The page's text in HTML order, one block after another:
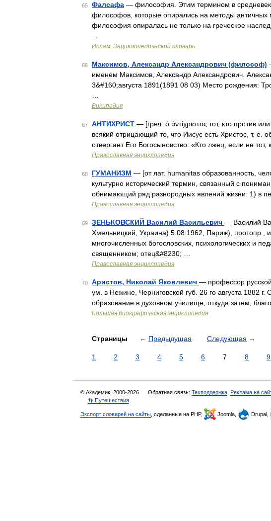
65 Фалсафа — философия. Этим термином в
философов, которые опирались на методы античных
философия опиралась не только на греческое
Ислам. Энциклопедический словарь.
66 Максимов, Александр Александрович (философ)
именем Максимов, Александр Александрович.
3&#160;августа 1891(1891 08 03) Место рождения:
Википедия
67 АНТИХРИСТ — [греч. ὁ ἀντίχριστος тот, кто против
всякий отрицающий то, что Иисус есть Христос, т. е.
отвергает Его Богосыновство: «Кто лжец, если не тот,
Православная энциклопедия
68 ГУМАНИЗМ — [от лат. humanitas образованность,
культурно исторический термин, связанный с
обнимающий ряд разнородных явлений жизни: 1) в
Православная энциклопедия
69 ЗЕНЬКОВСКИЙ Василий Васильевич — Василий
Хмельницкий, Украина) 5.08.1962, Париж),
многочисленных богословских, психологических и
священником; отец&#8230; …
Православная энциклопедия
70 Аристов, Николай Яковлевич — профессор русской
ум. в Нежине, Черниговской губ. 26 го августа 1882
образование в духовном училище, откуда затем,
Большая биографическая энциклопедия
Страницы ← Предыдущая Следующая →
1 2 3 4 5 6 7 8 9
© Академик, 2000-2026 Обратная связь: Техподдержка Реклама на
👣 Путешествия
Экспорт словарей на сайты , сделанные на PHP, Joomla, Drupal,